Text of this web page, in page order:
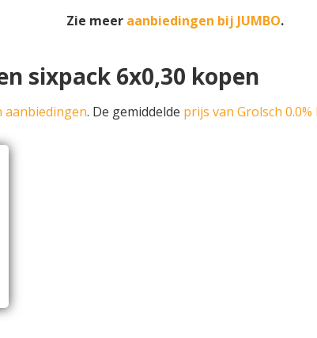
Zie meer aanbiedingen bij JUMBO.
sixpack 6x0,30 kopen
aanbiedingen. De gemiddelde prijs van Grolsch